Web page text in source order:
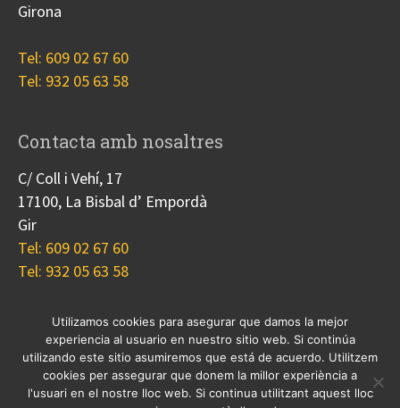
Girona
Tel: 609 02 67 60
Tel: 932 05 63 58
Contacta amb nosaltres
C/ Coll i Vehí, 17
17100, La Bisbal d’ Empordà
Gir
Tel: 609 02 67 60
Tel: 932 05 63 58
Nosotros Proyectos Blog
Contacto
Cookies
Utilizamos cookies para asegurar que damos la mejor
experiencia al usuario en nuestro sitio web. Si continúa
utilizando este sitio asumiremos que está de acuerdo. Utilitzem
cookies per assegurar que donem la millor experiència a
l'usuari en el nostre lloc web. Si continua utilitzant aquest lloc